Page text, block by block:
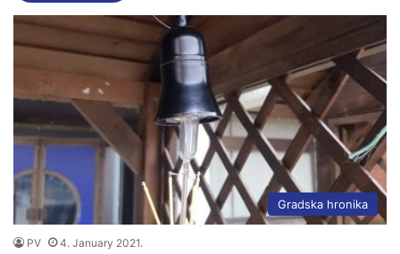
Gradska hronika
PV 4. January 2021.